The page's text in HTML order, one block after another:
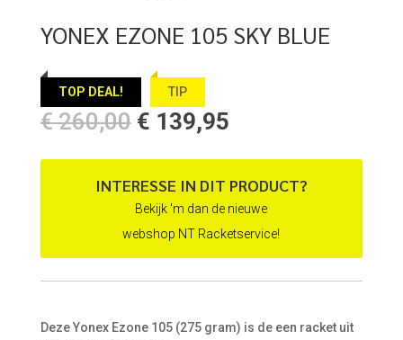
YONEX EZONE 105 SKY BLUE
TOP DEAL! TIP
€260,00 Oorspronkelijke
was:
€ 260,00.
€ 139,95Huidige
is:
€ 139,95.
INTERESSE IN DIT PRODUCT?
Bekijk 'm dan de nieuwe
webshop NT Racketservice!
Deze Yonex Ezone 105 (275 gram) is de een racket uit